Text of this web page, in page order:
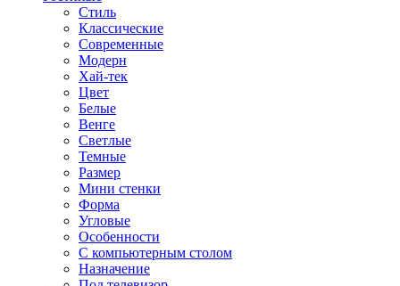
Стиль
Классические
Современные
Модерн
Хай-тек
Цвет
Белые
Венге
Светлые
Темные
Размер
Мини стенки
Форма
Угловые
Особенности
С компьютерным столом
Назначение